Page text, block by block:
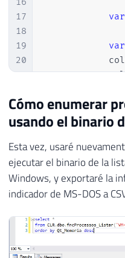
16
17
18
19
20
21
23
24
26
27
28
29
31
32
33
var
var
Cómo enumerar
usando el binario
Esta vez, usaré
ejecutar el binario de la
Windows, y exportaré la
indicador de MS-DOS a